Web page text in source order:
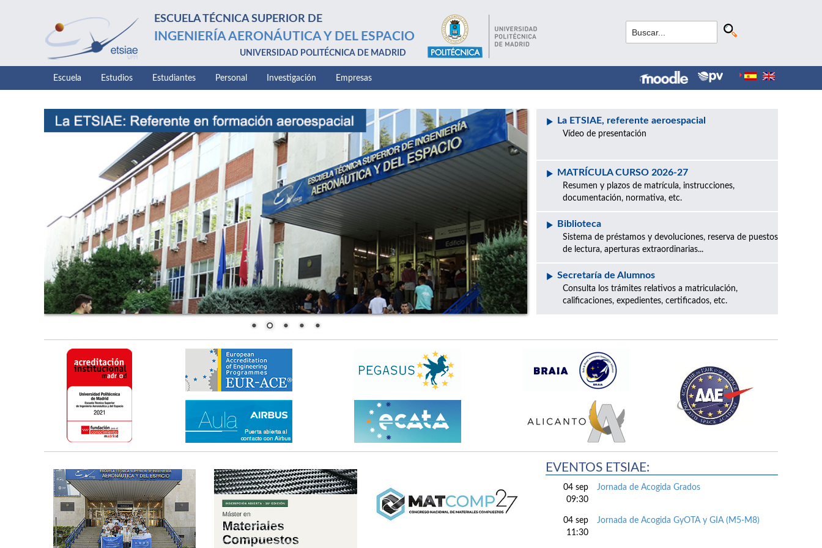
ESCUELA TÉCNICA SUPERIOR DE
INGENIERÍA AERONÁUTICA Y DEL ESPACIO
UNIVERSIDAD POLITÉCNICA DE MADRID
Escuela Estudios Estudiantes Personal Investigación Empresas
La ETSIAE, referente aeroespacial
Vídeo de presentación
MATRÍCULA CURSO 2026-27
Resumen y plazos de matrícula, instrucciones,
documentación, normativa, etc.
Biblioteca
Sistema de préstamos y devoluciones, reserva de puestos
de lectura, aperturas extraordinarias...
Secretaría de Alumnos
Consulta los trámites relativos a matriculación,
calificaciones, expedientes, certificados, etc.
EVENTOS ETSIAE:
04 sep
09:30
Jornada de Acogida Grados
04 sep
11:30
Jornada de Acogida GyOTA y GIA (M5-M8)